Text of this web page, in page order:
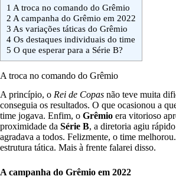
1 A troca no comando do Grêmio
2 A campanha do Grêmio em 2022
3 As variações táticas do Grêmio
4 Os destaques individuais do time
5 O que esperar para a Série B?
A troca no comando do Grêmio
A princípio, o Rei de Copas não teve muita
conseguia os resultados. O que ocasionou a
time jogava. Enfim, o Grêmio era vitorioso
proximidade da Série B, a diretoria agiu
agradava a todos. Felizmente, o time
estrutura tática. Mais à frente falarei disso.
A campanha do Grêmio em 2022